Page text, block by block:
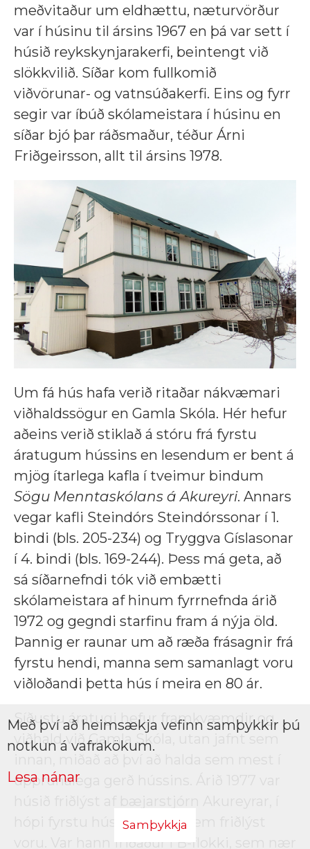
meðvitaður um eldhættu, næturvörður
var í húsinu til ársins 1967 en þá var sett í
húsið reykskynjarakerfi, beintengt við
slökkvilið. Síðar kom fullkomið
viðvörunar- og vatnsúðakerfi. Eins og fyrr
segir var íbúð skólameistara í húsinu en
síðar bjó þar ráðsmaður, téður Árni
Friðgeirsson, allt til ársins 1978.
Um fá hús hafa verið ritaðar nákvæmari
viðhaldssögur en Gamla Skóla. Hér hefur
aðeins verið stiklað á stóru frá fyrstu
áratugum hússins en lesendum er bent á
mjög ítarlega kafla í tveimur bindum
Sögu Menntaskólans á Akureyri. Annars
vegar kafli Steindórs Steindórssonar í 1.
bindi (bls. 205-234) og Tryggva Gíslasonar
í 4. bindi (bls. 169-244). Þess má geta, að
sá síðarnefndi tók við embætti
skólameistara af hinum fyrrnefnda árið
1972 og gegndi starfinu fram á nýja öld.
Þannig er raunar um að ræða frásagnir frá
fyrstu hendi, manna sem samanlagt voru
viðloðandi þetta hús í meira en 80 ár.
Síðustu áratugi hefur framkvæmdir og
viðhald við Gamla Skóla, utan jafnt sem
upprunalega gerð hússins. Árið 1977 var
hópi fyrstu húsa hér í bæ sem friðlýst
voru. Var hann friðaður í B-flokki, sem nær
Með því að heimsækja vefinn samþykkir þú
notkun á vafrakökum.
Lesa nánar
Samþykkja